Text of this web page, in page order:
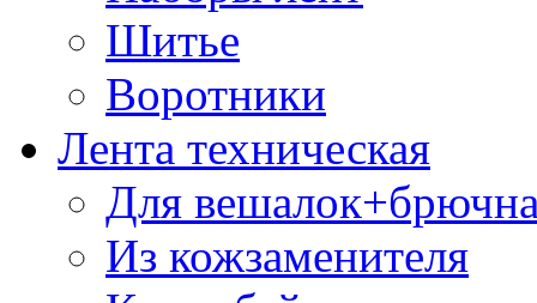
Шитье
Воротники
Лента техническая
Для
Из кожзаменителя